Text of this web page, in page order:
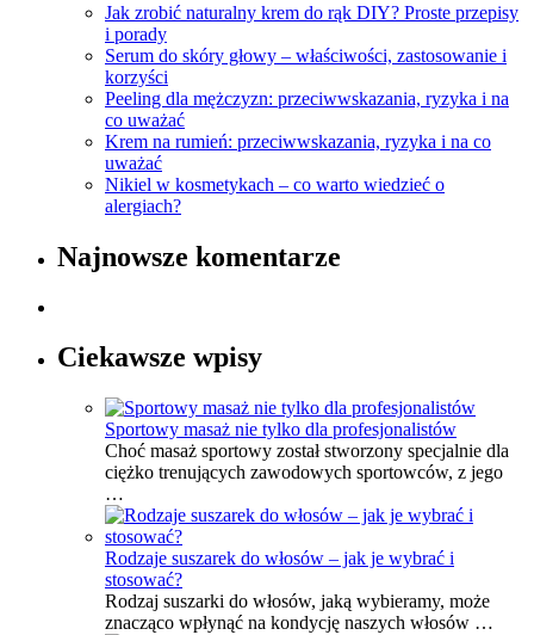
Jak zrobić naturalny krem do rąk DIY? Proste przepisy
i porady
Serum do skóry głowy – właściwości, zastosowanie i
korzyści
Peeling dla mężczyzn: przeciwwskazania, ryzyka i na
co uważać
Krem na rumień: przeciwwskazania, ryzyka i na co
uważać
Nikiel w kosmetykach – co warto wiedzieć o
alergiach?
Najnowsze komentarze
Ciekawsze wpisy
Sportowy masaż nie tylko dla profesjonalistów
Choć masaż sportowy został stworzony specjalnie dla
ciężko trenujących zawodowych sportowców, z jego
…
Rodzaje suszarek do włosów – jak je wybrać i
stosować?
Rodzaj suszarki do włosów, jaką wybieramy, może
znacząco wpłynąć na kondycję naszych włosów …